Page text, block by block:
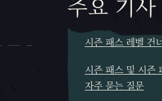
주요 기사
시즌 패스 레벨 건
시즌 패스 및 시즌
자주 묻는 질문